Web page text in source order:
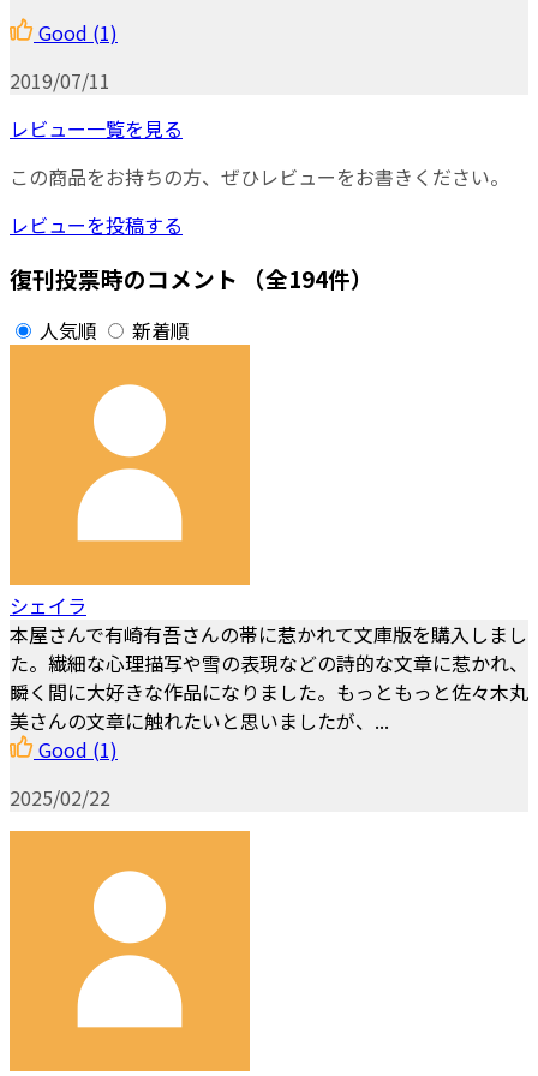
Good (1)
2019/07/11
レビュー一覧を見る
この商品をお持ちの方、ぜひレビューをお書きください。
レビューを投稿する
復刊投票時のコメント （全194件）
人気順 新着順
シェイラ
本屋さんで有崎有吾さんの帯に惹かれて文庫版を購入しまし
た。繊細な心理描写や雪の表現などの詩的な文章に惹かれ、
瞬く間に大好きな作品になりました。もっともっと佐々木丸
美さんの文章に触れたいと思いましたが、...
Good (1)
2025/02/22